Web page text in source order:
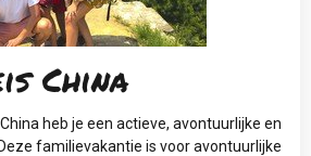
China
heb je een actieve, avontuurlijke en
familievakantie is voor avontuurlijke